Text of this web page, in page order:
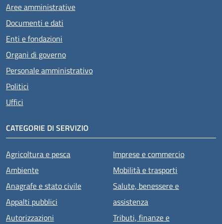
Aree amministrative
Documenti e dati
Enti e fondazioni
Organi di governo
Personale amministrativo
Politici
Uffici
CATEGORIE DI SERVIZIO
Agricoltura e pesca
Ambiente
Anagrafe e stato civile
Appalti pubblici
Autorizzazioni
Imprese e commercio
Mobilità e trasporti
Salute, benessere e
assistenza
Tributi, finanze e